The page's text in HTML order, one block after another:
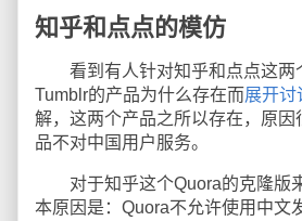
知乎和点点的模仿
看到有人针对知乎和点点这两
Tumblr的产品为什么存在而展开讨
解，这两个产品之所以存在，原因
品不对中国用户服务。
对于知乎这个Quora的克隆版
本原因是：Quora不允许使用中文